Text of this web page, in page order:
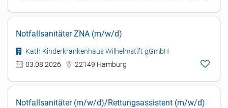
Notfallsanitäter ZNA (m/w/d)
Kath Kinderkrankenhaus Wilhelmstift gGmbH
03.08.2026
22149 Hamburg
Notfallsanitäter (m/w/d)/Rettungsassistent (m/w/d)